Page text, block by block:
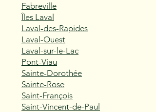
Fabreville
Îles Laval
Laval-des-Rapides
Laval-Ouest
Laval-sur-le-Lac
Pont-Viau
Sainte-Dorothée
Sainte-Rose
Saint-François
Saint-Vincent-de-Paul